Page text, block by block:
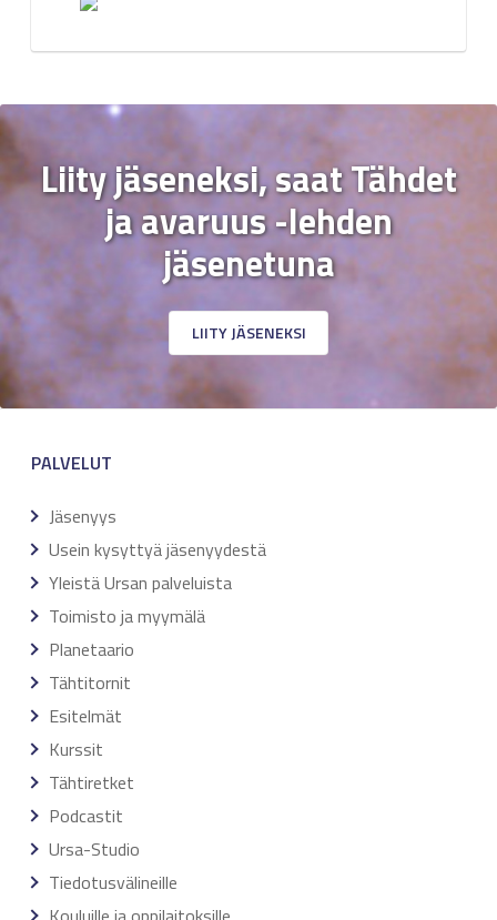
Liity jäseneksi, saat Tähdet
ja avaruus -lehden
jäsenetuna
LIITY JÄSENEKSI
PALVELUT
Jäsenyys
Usein kysyttyä jäsenyydestä
Yleistä Ursan palveluista
Toimisto ja myymälä
Planetaario
Tähtitornit
Esitelmät
Kurssit
Tähtiretket
Podcastit
Ursa-Studio
Tiedotusvälineille